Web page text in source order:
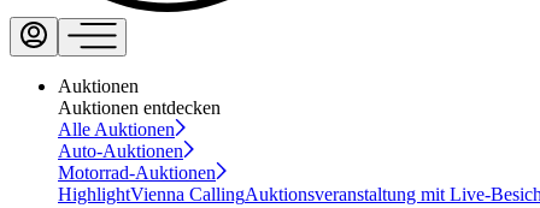
Auktionen
Auktionen entdecken
Alle Auktionen
Auto-Auktionen
Motorrad-Auktionen
HighlightVienna CallingAuktionsveranstaltung mit Live-